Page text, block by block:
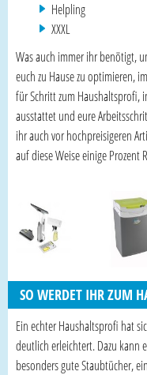
Helpling
XXXL
Was auch immer ihr benötigt,
euch zu Hause zu optimieren,
für Schritt zum Haushaltsprofi,
ausstattet und eure
ihr auch vor hochpreisigeren
auf diese Weise einige Prozent
SO WERDET IHR ZUM
Ein echter Haushaltsprofi hat
deutlich erleichtert. Dazu kann
besonders gute Staubtücher,